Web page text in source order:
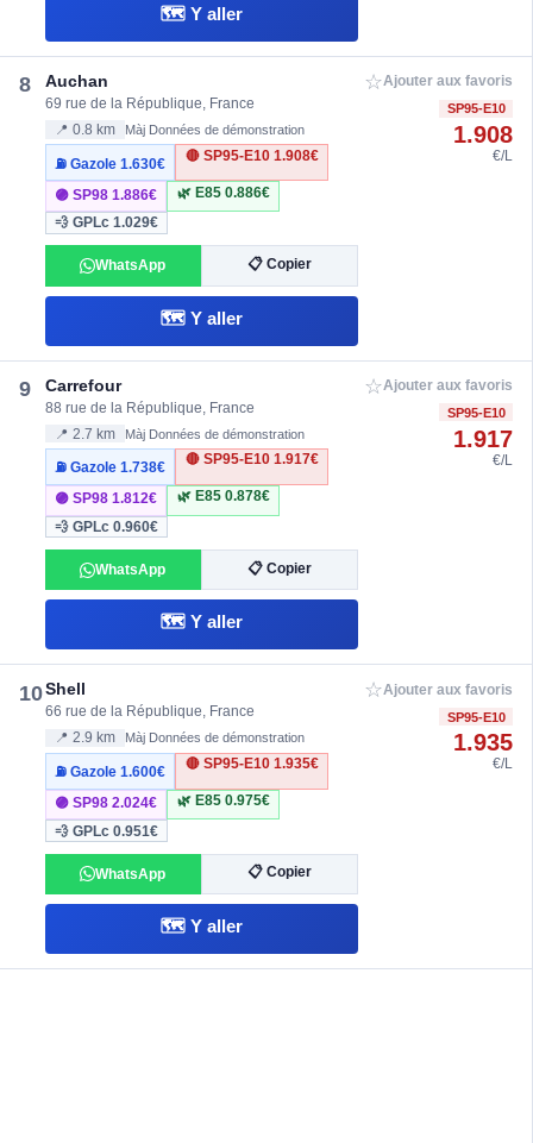
🗺️ Y aller
8 Auchan
69 rue de la République, France
📍 0.8 km Màj Données de démonstration
⛽ Gazole1.630€
🔴 SP95-E10 1.908€
🟣 SP981.886€ 🌿 E85 0.886€
💨 GPLc1.029€
WhatsApp 📋 Copier
🗺️ Y aller
☆Ajouter aux favoris
SP95-E10
1.908
€/L
9 Carrefour
88 rue de la République, France
📍 2.7 km Màj Données de démonstration
⛽ Gazole1.738€
🔴 SP95-E10 1.917€
🟣 SP981.812€ 🌿 E85 0.878€
💨 GPLc0.960€
WhatsApp 📋 Copier
🗺️ Y aller
☆Ajouter aux favoris
SP95-E10
1.917
€/L
10Shell
66 rue de la République, France
📍 2.9 km Màj Données de démonstration
⛽ Gazole1.600€
🔴 SP95-E10 1.935€
🟣 SP982.024€ 🌿 E85 0.975€
💨 GPLc0.951€
WhatsApp 📋 Copier
🗺️ Y aller
☆Ajouter aux favoris
SP95-E10
1.935
€/L